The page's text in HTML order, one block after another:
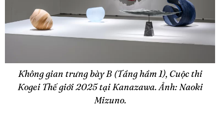
Không gian trưng bày B (Tầng hầm 1), Cuộc thi
Kogei Thế giới 2025 tại Kanazawa. Ảnh: Naoki
Mizuno.